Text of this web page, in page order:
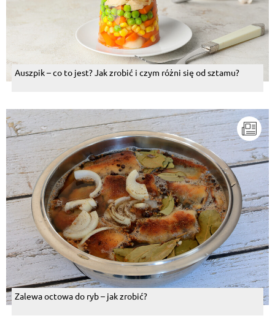
Auszpik – co to jest? Jak zrobić i czym różni się od sztamu?
Zalewa octowa do ryb – jak zrobić?